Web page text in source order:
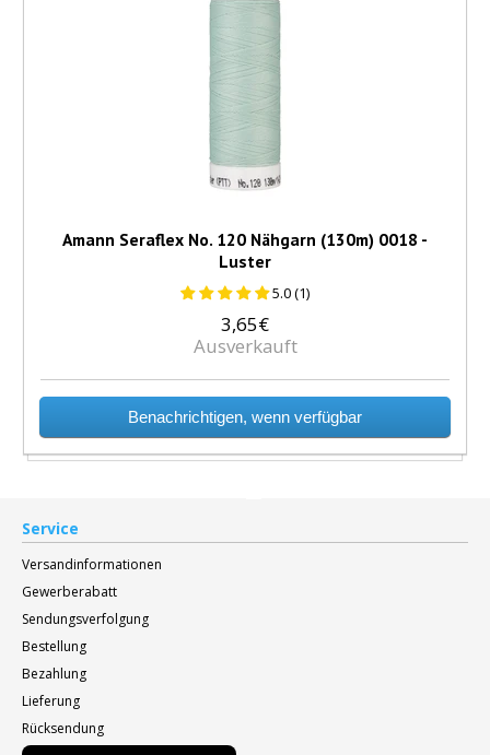
Amann Seraflex No. 120 Nähgarn (130m) 0018 -
Luster
5.0 (1)
3,65€
Ausverkauft
Benachrichtigen, wenn verfügbar
Service
Versandinformationen
Gewerberabatt
Sendungsverfolgung
Bestellung
Bezahlung
Lieferung
Rücksendung